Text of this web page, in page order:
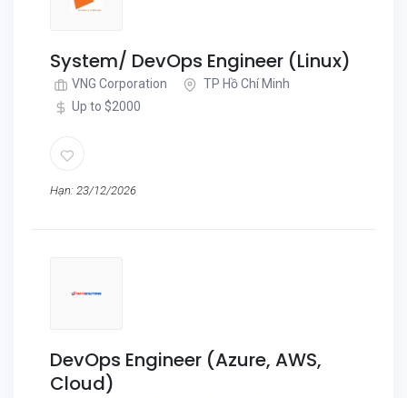
System/ DevOps Engineer (Linux)
VNG Corporation
TP Hồ Chí Minh
Up to $2000
Hạn: 23/12/2026
DevOps Engineer (Azure, AWS,
Cloud)